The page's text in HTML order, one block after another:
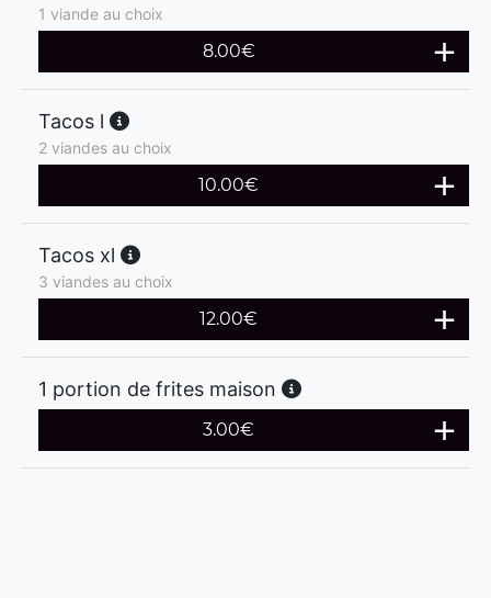
1 viande au choix
8.00€
Tacos l
2 viandes au choix
10.00€
Tacos xl
3 viandes au choix
12.00€
1 portion de frites maison
3.00€